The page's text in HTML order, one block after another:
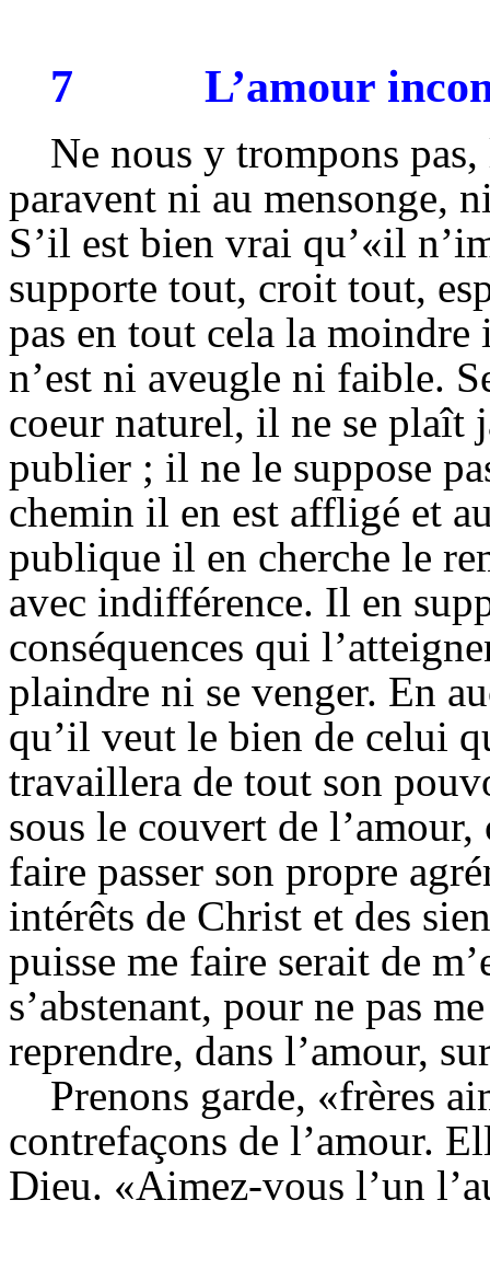
7 L’amour
Ne nous y trompons
paravent ni au mensonge,
S’il est bien vrai qu’«il
supporte tout, croit tout,
pas en tout cela la
n’est ni aveugle ni faible.
coeur naturel, il ne se plaît
publier ; il ne le suppose
chemin il en est affligé et
publique il en cherche le
avec indifférence. Il en
conséquences qui
plaindre ni se venger. En
qu’il veut le bien de celui
travaillera de tout son
sous le couvert de l’amour,
faire passer son propre
intérêts de Christ et des
puisse me faire serait de
s’abstenant, pour ne pas
reprendre, dans l’amour,
Prenons garde, «frères
contrefaçons de l’amour.
Dieu. «Aimez-vous l’un